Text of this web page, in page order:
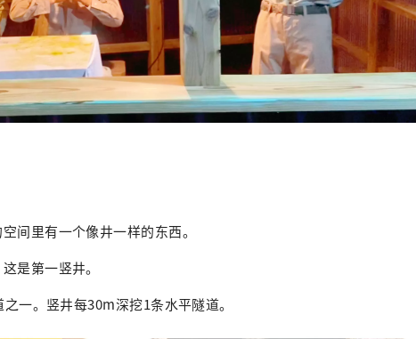
间里有一个像井一样的东西。
是第一竖井。
一。竖井每30m深挖1条水平隧道。